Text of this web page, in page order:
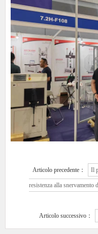
Articolo precedente： Il
resistenza alla snervamento
Articolo successivo：